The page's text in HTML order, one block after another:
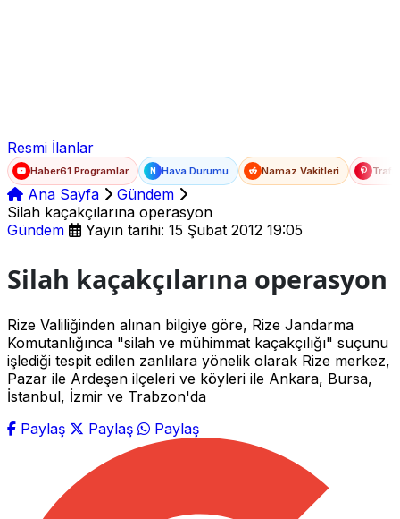
Resmi İlanlar
Haber61 Programlar N Hava Durumu Namaz Vakitleri
Ana Sayfa
Gündem
Silah kaçakçılarına operasyon
Gündem
Yayın tarihi: 15 Şubat 2012 19:05
Silah kaçakçılarına operasyon
Rize Valiliğinden alınan bilgiye göre, Rize Jandarma
Komutanlığınca "silah ve mühimmat kaçakçılığı" suçunu
işlediği tespit edilen zanlılara yönelik olarak Rize merkez,
Pazar ile Ardeşen ilçeleri ve köyleri ile Ankara, Bursa,
İstanbul, İzmir ve Trabzon'da
Paylaş
Paylaş Paylaş